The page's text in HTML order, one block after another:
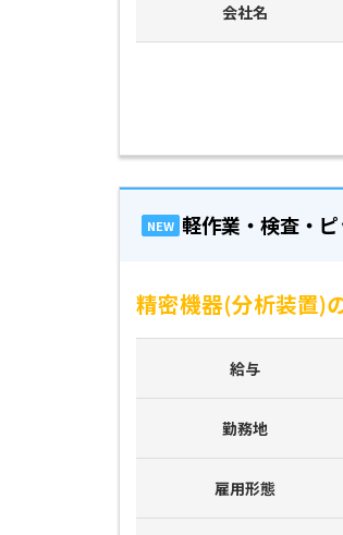
会社名
NEW 軽作業・検査・
精密機器(分析装置)
給与
勤務地
雇用形態